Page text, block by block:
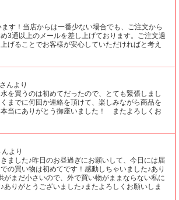
す！当店からは一番少ない場合でも、ご注文から
3通以上のメールを差し上げております。ご注文過
げることでお客様が安心していただければと考え
んより
を買うのは初めてだったので、とても緊張しまし
までに何回か連絡を頂けて、楽しみながら商品を
当にありがとう御座いました！ またよろしくお
より
ました♪昨日のお昼過ぎにお願いして、今日には届
の買い物は初めてです！感動しちゃいました♪あり
がまだ小さいので、外で買い物がままならない私に
ありがとうございました♪またよろしくお願いしま